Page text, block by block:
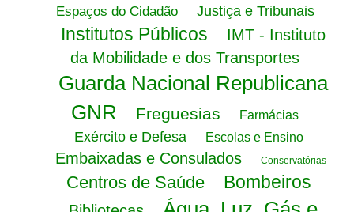
Espaços do Cidadão
Justiça e Tribunais
Institutos Públicos
IMT - Instituto
da Mobilidade e dos Transportes
Guarda Nacional Republicana
GNR
Freguesias Farmácias
Exército e Defesa Escolas e Ensino
Embaixadas e Consulados Conservatórias
Centros de Saúde Bombeiros